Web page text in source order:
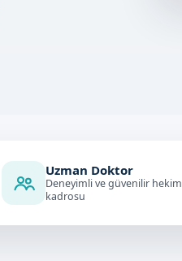
Uzman Doktor
Deneyimli ve güvenilir hekim
kadrosu